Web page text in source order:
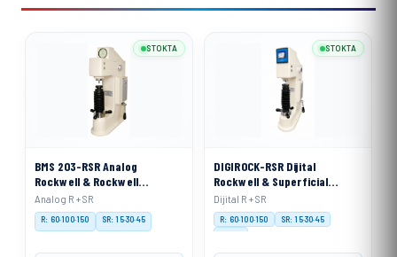
BMS 203-RSR Analog
Rockwell & Rockwell
Superficial Sertlik Ölçme
Cihazı
Analog R + SR
R: 60·100·150 SR: 15·30·45
STOKTA
DIGIROCK-RSR Dijital
Rockwell & Superficial
Sertlik Ölçme Cihazı
Dijital R + SR
R: 60·100·150
SR: 15·30·45
Digital
STOKTA